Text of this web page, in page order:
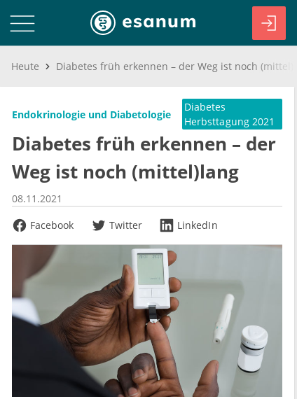
Heute
Endokrinologie und Diabetologie
Diabetes
Herbsttagung 2021
Diabetes früh erkennen – der
Weg ist noch (mittel)lang
08.11.2021
Facebook
Twitter LinkedIn